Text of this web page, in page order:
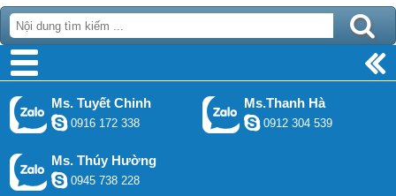
Ms. Tuyết Chinh
0916 172 338
Ms.Thanh Hà
0912 304 539
Ms. Thúy Hường
0945 738 228